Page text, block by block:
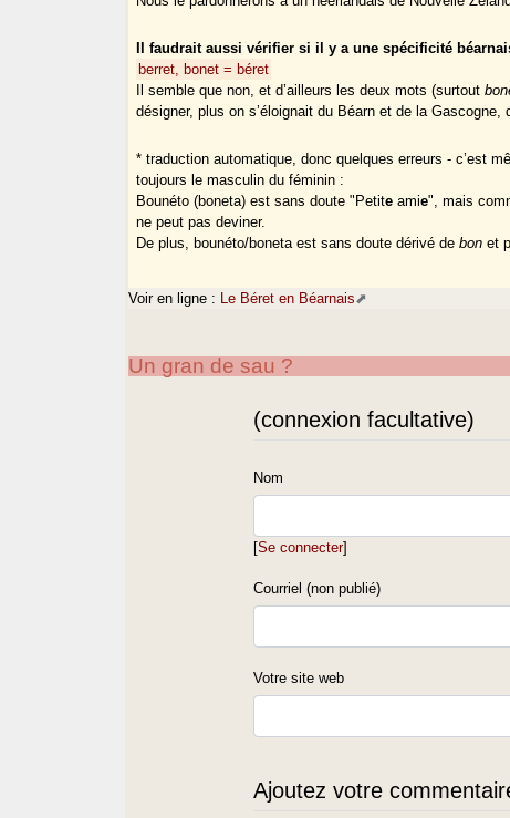
Il faudrait aussi vérifier si il y a une spécificité
berret, bonet = béret
Il semble que non, et d’ailleurs les deux mots (surtout
désigner, plus on s’éloignait du Béarn et de la
* traduction automatique, donc quelques erreurs - c’est
toujours le masculin du féminin :
Bounéto (boneta) est sans doute "Petite amie", mais
ne peut pas deviner.
De plus, bounéto/boneta est sans doute dérivé debon et
Voir en ligne : Le Béret en Béarnais
Un gran de sau ?
(connexion facultative)
Nom
[Se connecter]
Courriel (non publié)
Votre site web
Ajoutez votre